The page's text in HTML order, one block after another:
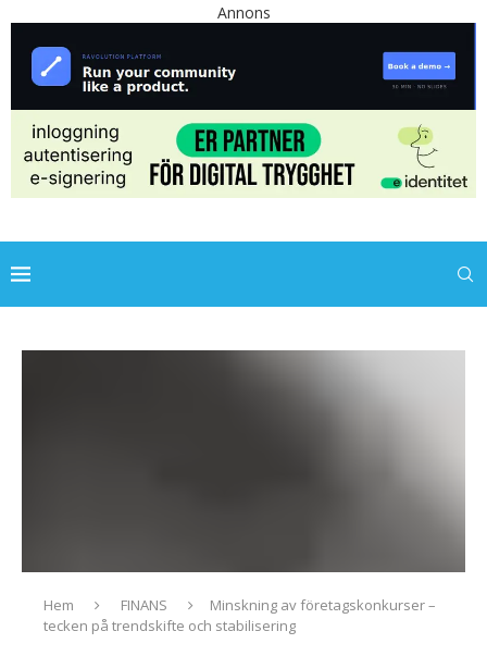
Annons
Hem FINANS
Minskning av företagskonkurser –
tecken på trendskifte och stabilisering